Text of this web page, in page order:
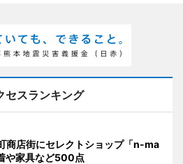
セスランキング
商店街にセレクトショップ「n-ma
家具など500点